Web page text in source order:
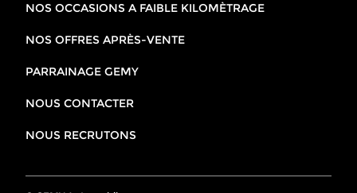
NOS OCCASIONS A FAIBLE KILOMÈTRAGE
NOS OFFRES APRÈS-VENTE
PARRAINAGE GEMY
NOUS CONTACTER
NOUS RECRUTONS